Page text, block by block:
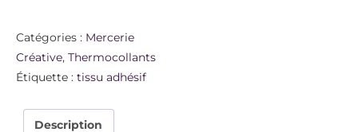
Catégories : Mercerie
Créative, Thermocollants
Étiquette : tissu adhésif
Description